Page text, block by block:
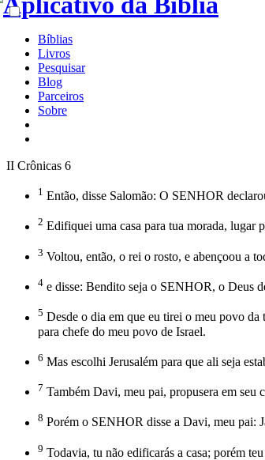
Bíblias
Livros
Pesquisar
Blog
Parceiros
Sobre
II Crônicas 6
1 Então, disse Salomão: O SENHOR
2 Edifiquei uma casa para tua morada, lugar
3 Voltou, então, o rei o rosto, e abençoou a
4 e disse: Bendito seja o SENHOR, o Deus
5 Desde o dia em que eu tirei o meu povo
para chefe do meu povo de Israel.
6 Mas escolhi Jerusalém para que ali seja
7 Também Davi, meu pai, propusera em seu
8 Porém o SENHOR disse a Davi, meu pai:
9 Todavia, tu não edificarás a casa; porém